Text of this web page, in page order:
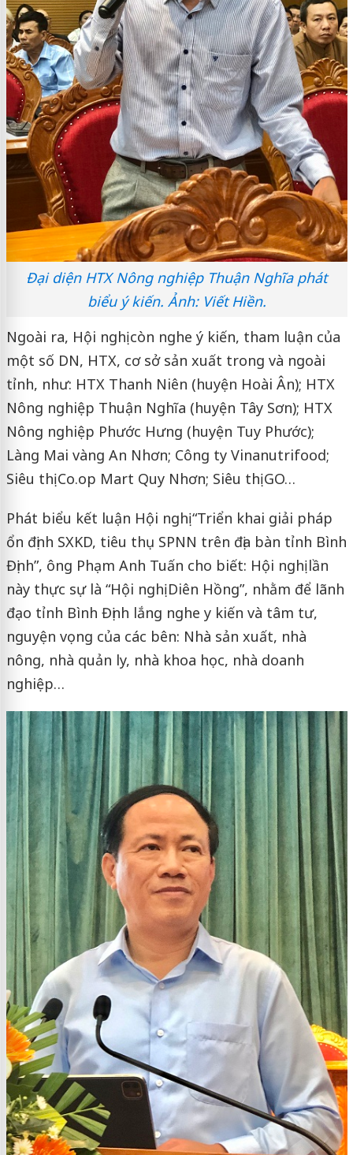
Đại diện HTX Nông nghiệp Thuận Nghĩa phát
biểu ý kiến. Ảnh: Viết Hiền.
Ngoài ra, Hội nghị còn nghe ý kiến, tham luận của
một số DN, HTX, cơ sở sản xuất trong và ngoài
tỉnh, như: HTX Thanh Niên (huyện Hoài Ân); HTX
Nông nghiệp Thuận Nghĩa (huyện Tây Sơn); HTX
Nông nghiệp Phước Hưng (huyện Tuy Phước);
Làng Mai vàng An Nhơn; Công ty Vinanutrifood;
Siêu thị Co.op Mart Quy Nhơn; Siêu thị GO…
Phát biểu kết luận Hội nghị “Triển khai giải pháp
ổn định SXKD, tiêu thụ SPNN trên địa bàn tỉnh Bình
Định”, ông Phạm Anh Tuấn cho biết: Hội nghị lần
này thực sự là “Hội nghị Diên Hồng”, nhằm để lãnh
đạo tỉnh Bình Định lắng nghe y kiến và tâm tư,
nguyện vọng của các bên: Nhà sản xuất, nhà
nông, nhà quản ly, nhà khoa học, nhà doanh
nghiệp…